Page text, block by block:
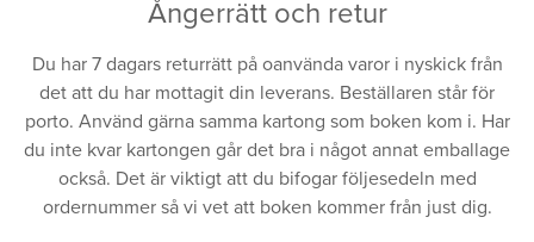
Ångerrätt och retur
Du har 7 dagars returrätt på oanvända varor i nyskick från
det att du har mottagit din leverans. Beställaren står för
porto. Använd gärna samma kartong som boken kom i. Har
du inte kvar kartongen går det bra i något annat emballage
också. Det är viktigt att du bifogar följesedeln med
ordernummer så vi vet att boken kommer från just dig.